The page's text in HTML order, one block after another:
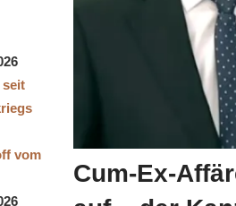
Cum-Ex-
vom